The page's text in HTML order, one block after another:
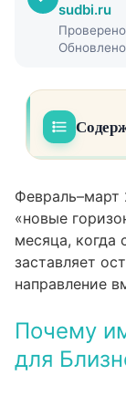
sudbi.ru
02
зачем
03 Март
04
период
«новые
месяца, когда
заставляет
направление
Почему
для